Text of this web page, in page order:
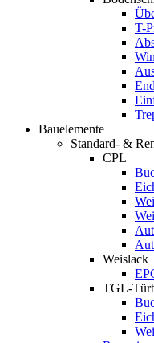
T-
Bauelemente
Standard- &
CPL
Weislack
TGL-